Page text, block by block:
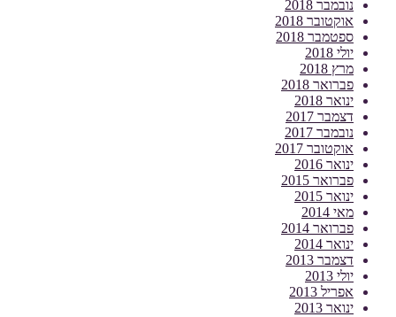
נובמבר 2018
אוקטובר 2018
ספטמבר 2018
יולי 2018
מרץ 2018
פברואר 2018
ינואר 2018
דצמבר 2017
נובמבר 2017
אוקטובר 2017
ינואר 2016
פברואר 2015
ינואר 2015
מאי 2014
פברואר 2014
ינואר 2014
דצמבר 2013
יולי 2013
אפריל 2013
ינואר 2013